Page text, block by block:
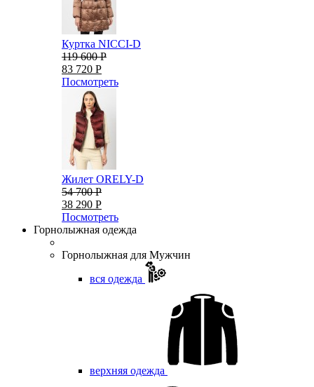
Куртка NICCI-D
119 600 Р
83 720 Р
Посмотреть
Жилет ORELY-D
54 700 Р
38 290 Р
Посмотреть
Горнолыжная одежда
Горнолыжная для Мужчин
вся одежда
верхняя одежда